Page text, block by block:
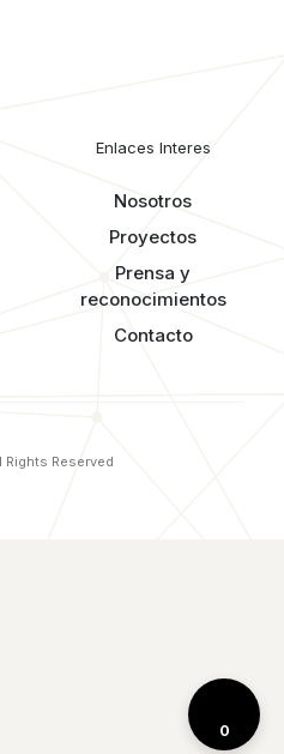
Enlaces Interes
Nosotros
Proyectos
Prensa y
reconocimientos​
Contacto
Reserved
0